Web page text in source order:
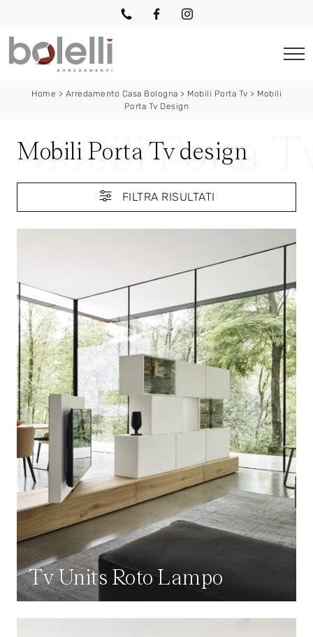
Home > Arredamento Casa Bologna > Mobili Porta Tv > Mobili
Porta Tv Design
Mobili Porta Tv design
FILTRA RISULTATI
Tv Units Roto Lampo